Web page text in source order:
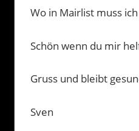
Wo in Mairlist muss
Schön wenn du mir
Gruss und bleibt
Sven